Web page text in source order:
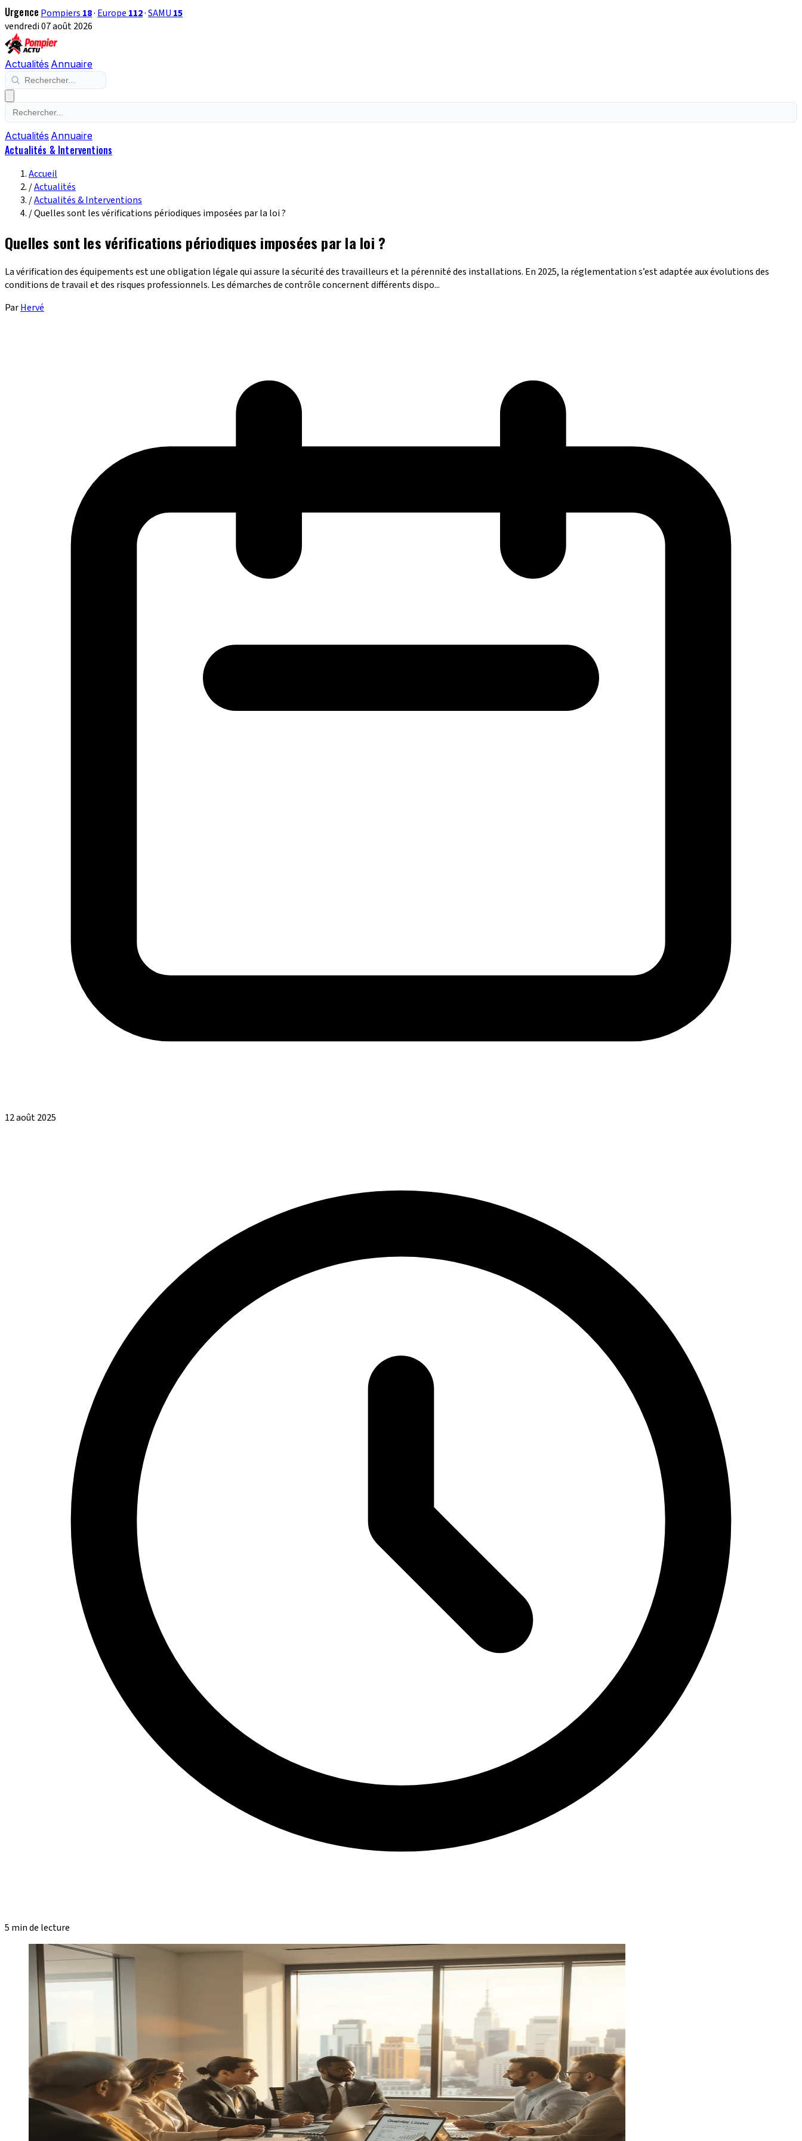
Urgence Pompiers 18· Europe 112·SAMU 15
vendredi 07 août 2026
Actualités Annuaire
Actualités Annuaire
Actualités & Interventions
Accueil
/Actualités
/Actualités & Interventions
/Quelles sont les vérifications périodiques imposées par la loi ?
Quelles sont les vérifications périodiques imposées par la loi ?
La vérification des équipements est une obligation légale qui assure la sécurité des travailleurs et la pérennité des installations. En 2025, la réglementation s’est adaptée aux évolutions des
conditions de travail et des risques professionnels. Les démarches de contrôle concernent différents dispo...
ParHervé
12 août 2025
5 min de lecture